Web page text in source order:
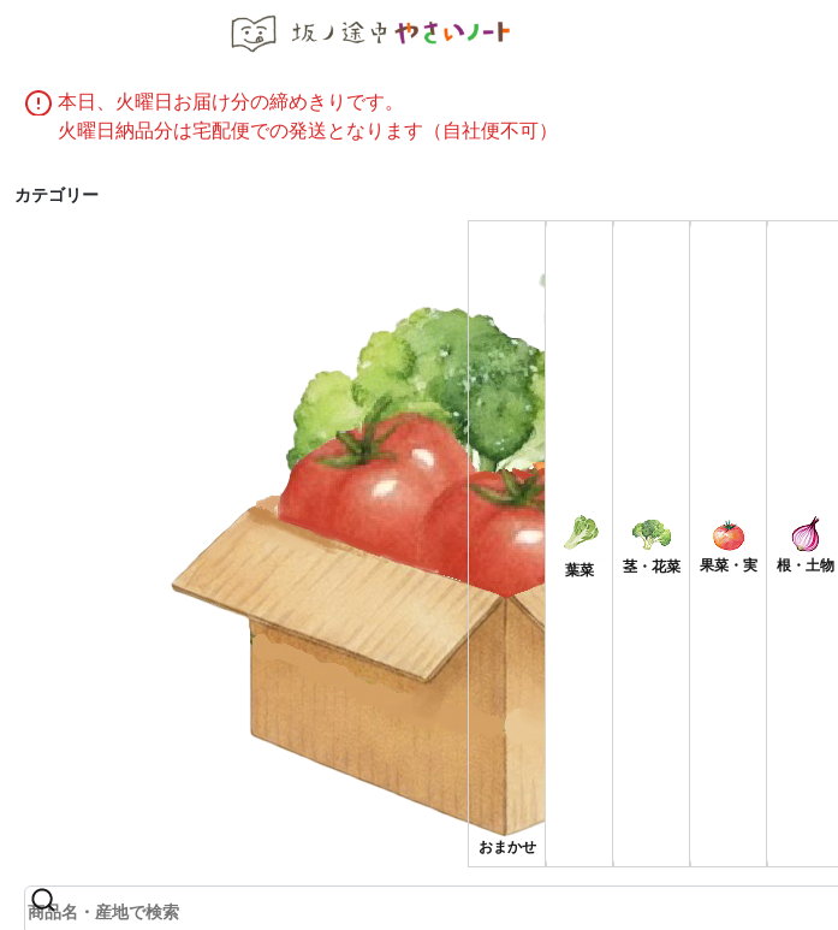
本日、火曜日お届け分の締めきりです。
火曜日納品分は宅配便での発送となります（自社便不可）
カテゴリー
すべて
おまかせ
葉菜 茎・花菜 果菜・実 根・土物